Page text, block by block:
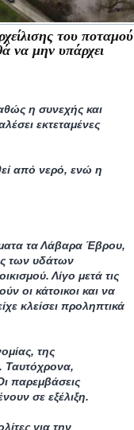
του ποταμού
να μην υπάρχει
η συνεχής και
εκτεταμένες
από νερό, ενώ η
τα Λάβαρα Έβρου,
των υδάτων
Λίγο μετά τις
οι κάτοικοι και να
κλείσει προληπτικά
της
Ταυτόχρονα,
παρεμβάσεις
σε εξέλιξη.
για την